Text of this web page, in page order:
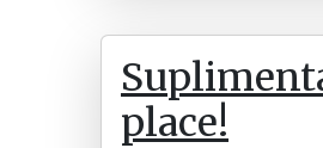
place!